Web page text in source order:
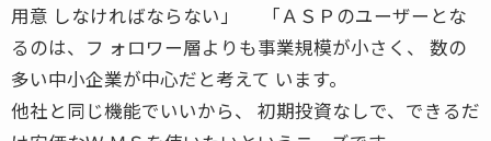
用意 しなければならない」 「ＡＳＰのユーザーとな
るのは、フ ォロワー層よりも事業規模が小さく、 数の
多い中小企業が中心だと考えて います。
他社と同じ機能でいいから、 初期投資なしで、できるだ